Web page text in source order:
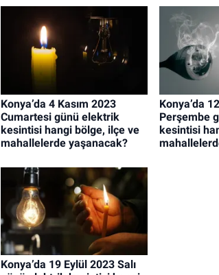
Konya’da 4 Kasım 2023
Cumartesi günü elektrik
kesintisi hangi bölge, ilçe ve
mahallelerde yaşanacak?
Konya’da
Perşembe
kesintisi
Konya’da 19 Eylül 2023 Salı